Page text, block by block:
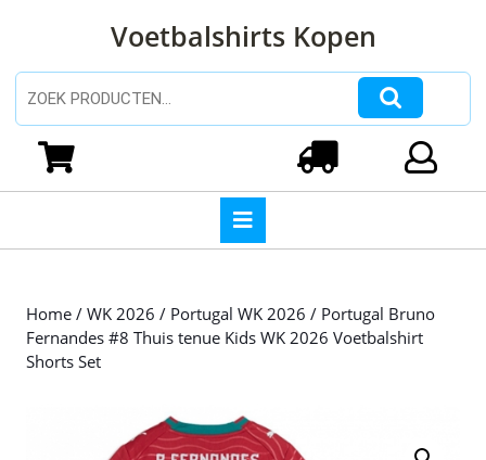
inhoud
Voetbalshirts Kopen
Zoeken naar:
Home / WK 2026 / Portugal WK 2026 / Portugal Bruno
Fernandes #8 Thuis tenue Kids WK 2026 Voetbalshirt
Shorts Set